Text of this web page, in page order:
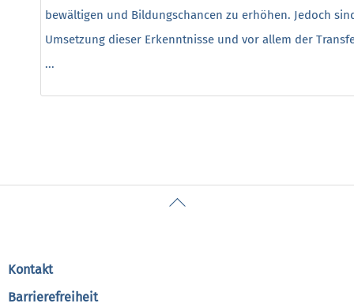
bewältigen und Bildungschancen zu erhöhen. Jedoch
Umsetzung dieser Erkenntnisse und vor allem der
...
Back
Kontakt
Barrierefreiheit